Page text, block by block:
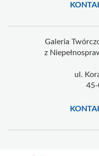
Galeria
z
ul.